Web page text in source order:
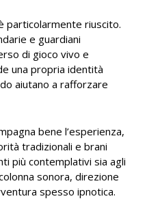
particolarmente riuscito.
e guardiani
di gioco vivo e
una propria identità
aiutano a rafforzare
bene l’esperienza,
tradizionali e brani
più contemplativi sia agli
sonora, direzione
spesso ipnotica.